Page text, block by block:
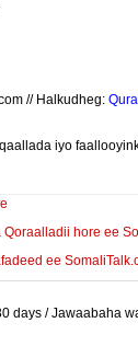
// Halkudheg:
iyo
Qoraalladii hore ee
ee
days / Jawaabaha